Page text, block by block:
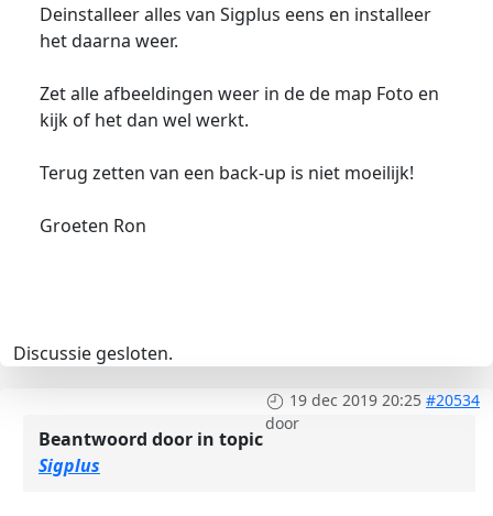
Deinstalleer alles van Sigplus eens en installeer
het daarna weer.
Zet alle afbeeldingen weer in de de map Foto en
kijk of het dan wel werkt.
Terug zetten van een back-up is niet moeilijk!
Groeten Ron
Discussie gesloten.
19 dec 2019 20:25 #20534
door
Beantwoord door in topic
Sigplus